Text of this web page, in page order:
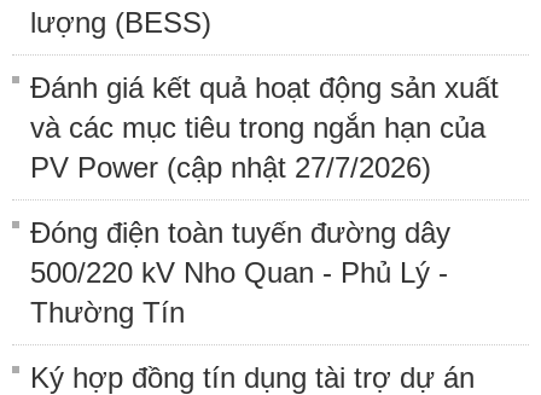
lượng (BESS)
Đánh giá kết quả hoạt động sản xuất
và các mục tiêu trong ngắn hạn của
PV Power (cập nhật 27/7/2026)
Đóng điện toàn tuyến đường dây
500/220 kV Nho Quan - Phủ Lý -
Thường Tín
Ký hợp đồng tín dụng tài trợ dự án